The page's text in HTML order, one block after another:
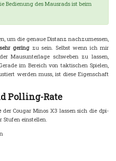
Bedienung des Mausrads ist beim
um die genaue Distanz nachzumessen,
gering zu sein. Selbst wenn ich mir
Mausunterlage schweben zu lassen,
im Bereich von taktischen Spielen,
werden muss, ist diese Eigenschaft
Polling-Rate
der Cougar Minos X3 lassen sich die dpi-
Stufen einstellen.